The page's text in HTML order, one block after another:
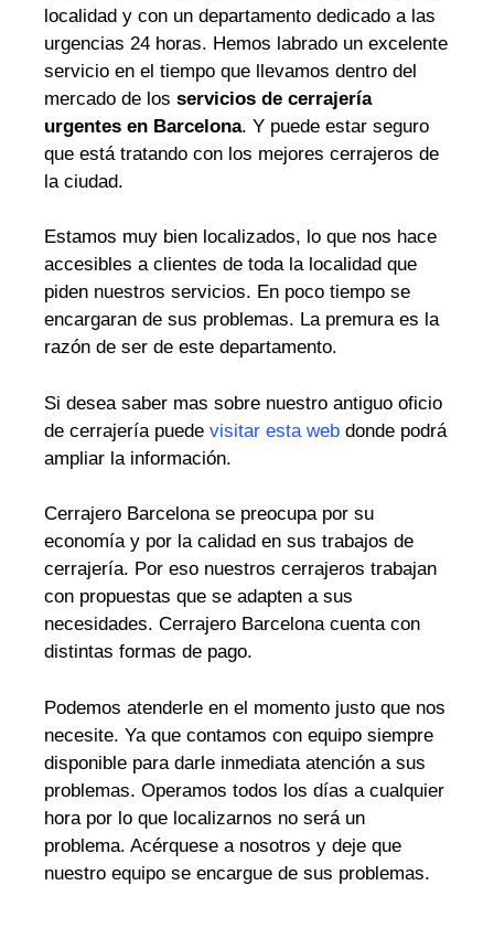
localidad y con un departamento dedicado a las
urgencias 24 horas. Hemos labrado un excelente
servicio en el tiempo que llevamos dentro del
mercado de los servicios de cerrajería
urgentes en Barcelona. Y puede estar seguro
que está tratando con los mejores cerrajeros de
la ciudad.
Estamos muy bien localizados, lo que nos hace
accesibles a clientes de toda la localidad que
piden nuestros servicios. En poco tiempo se
encargaran de sus problemas. La premura es la
razón de ser de este departamento.
Si desea saber mas sobre nuestro antiguo oficio
de cerrajería puede visitar esta web donde podrá
ampliar la información.
Cerrajero Barcelona se preocupa por su
economía y por la calidad en sus trabajos de
cerrajería. Por eso nuestros cerrajeros trabajan
con propuestas que se adapten a sus
necesidades. Cerrajero Barcelona cuenta con
distintas formas de pago.
Podemos atenderle en el momento justo que nos
necesite. Ya que contamos con equipo siempre
disponible para darle inmediata atención a sus
problemas. Operamos todos los días a cualquier
hora por lo que localizarnos no será un
problema. Acérquese a nosotros y deje que
nuestro equipo se encargue de sus problemas.